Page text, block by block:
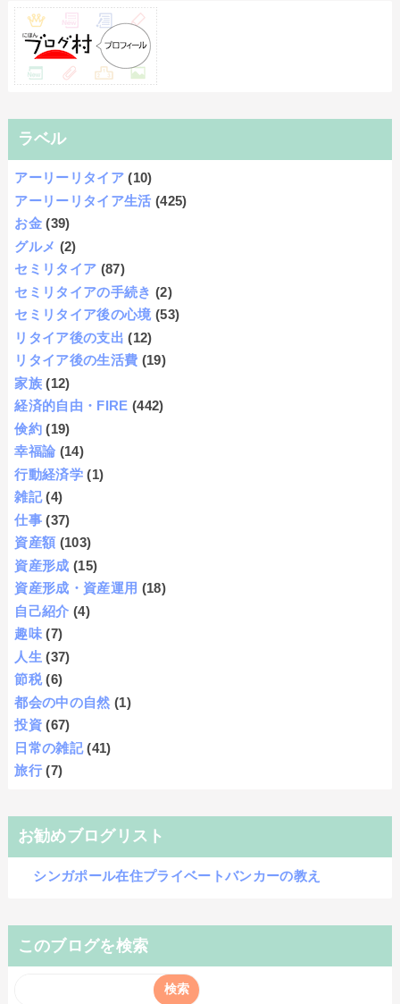
ラベル
アーリーリタイア (10)
アーリーリタイア生活 (425)
お金 (39)
グルメ (2)
セミリタイア (87)
セミリタイアの手続き (2)
セミリタイア後の心境 (53)
リタイア後の支出 (12)
リタイア後の生活費 (19)
家族 (12)
経済的自由・FIRE (442)
倹約 (19)
幸福論 (14)
行動経済学 (1)
雑記 (4)
仕事 (37)
資産額 (103)
資産形成 (15)
資産形成・資産運用 (18)
自己紹介 (4)
趣味 (7)
人生 (37)
節税 (6)
都会の中の自然 (1)
投資 (67)
日常の雑記 (41)
旅行 (7)
お勧めブログリスト
シンガポール在住プライベートバンカーの教え
このブログを検索